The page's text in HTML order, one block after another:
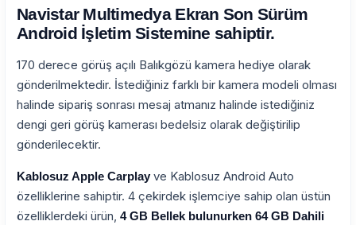
Navistar Multimedya Ekran Son Sürüm
Android İşletim Sistemine sahiptir.
170 derece görüş açılı Balıkgözü kamera hediye olarak
gönderilmektedir. İstediğiniz farklı bir kamera modeli olması
halinde sipariş sonrası mesaj atmanız halinde istediğiniz
dengi geri görüş kamerası bedelsiz olarak değiştirilip
gönderilecektir.
Kablosuz Apple Carplay ve Kablosuz Android Auto
özelliklerine sahiptir. 4 çekirdek işlemciye sahip olan üstün
özelliklerdeki ürün, 4 GB Bellek bulunurken 64 GB Dahili